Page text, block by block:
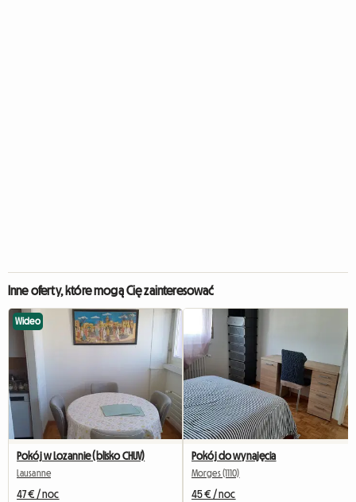
Inne oferty, które mogą Cię zainteresować
Wideo
Pokój w Lozannie (blisko CHUV)
Lausanne
47 € / noc
Pokój do wynajęcia
Morges (1110)
45 € / noc